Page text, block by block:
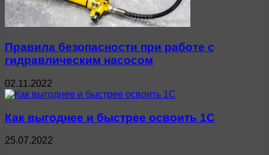
Правила безопасности при работе с
гидравлическим насосом
02.11.2022
Как выгоднее и быстрее освоить 1С
25.07.2022